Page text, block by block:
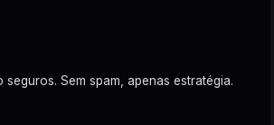
seguros. Sem spam, apenas estratégia.